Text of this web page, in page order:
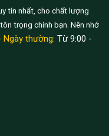
tín nhất, cho chất lượng
trọng chính bạn. Nên nhớ
Ngày thường: Từ 9:00 -